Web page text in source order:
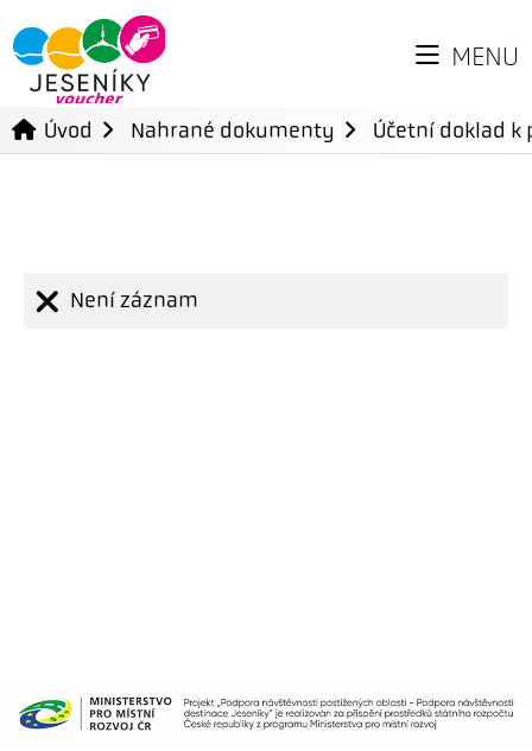
MENU
Úvod Nahrané dokumenty Účetní doklad
Není záznam